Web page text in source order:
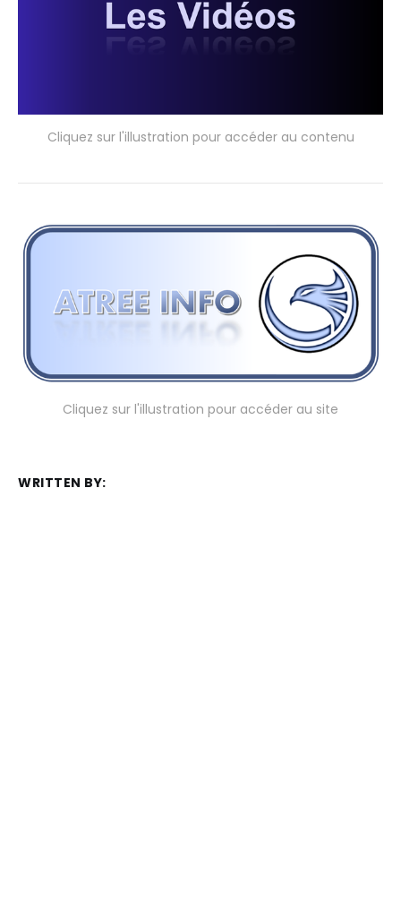
Cliquez sur l'illustration pour accéder au contenu
Cliquez sur l'illustration pour accéder au site
WRITTEN BY: